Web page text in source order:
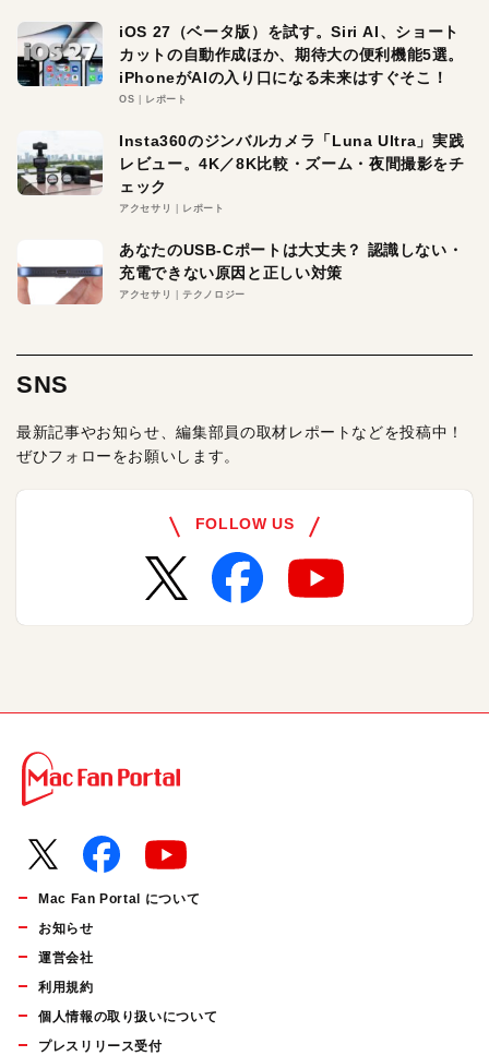
iOS 27（ベータ版）を試す。Siri AI、ショート
カットの自動作成ほか、期待大の便利機能5選。
iPhoneがAIの入り口になる未来はすぐそこ！
OS レポート
Insta360のジンバルカメラ「Luna Ultra」実践
レビュー。4K／8K比較・ズーム・夜間撮影をチ
ェック
アクセサリ レポート
あなたのUSB-Cポートは大丈夫？ 認識しない・
充電できない原因と正しい対策
アクセサリ テクノロジー
SNS
最新記事やお知らせ、編集部員の取材レポートなどを投稿中！
ぜひフォローをお願いします。
FOLLOW US
Mac Fan Portal について
お知らせ
運営会社
利用規約
個人情報の取り扱いについて
プレスリリース受付